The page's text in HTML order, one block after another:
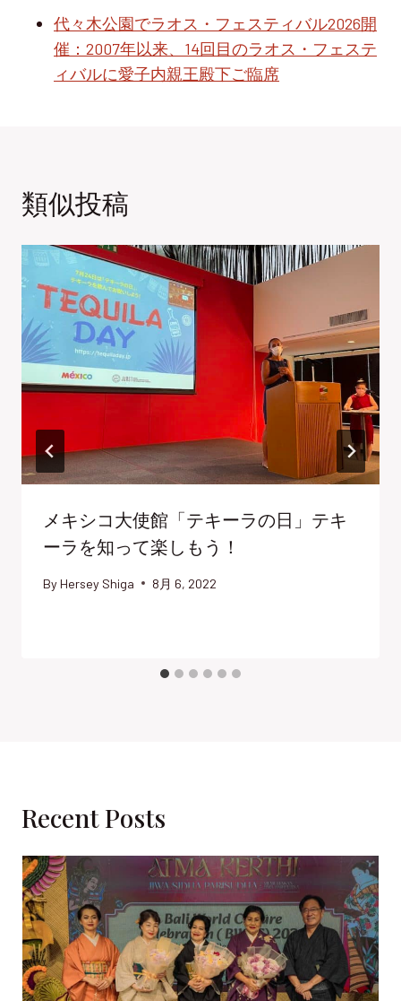
代々木公園でラオス・フェスティバル2026開
催：2007年以来、14回目のラオス・フェステ
ィバルに愛子内親王殿下ご臨席
類似投稿
メキシコ大使館「テキーラの日」テキ
ーラを知って楽しもう！
By Hersey Shiga 8月 6, 2022
Recent Posts